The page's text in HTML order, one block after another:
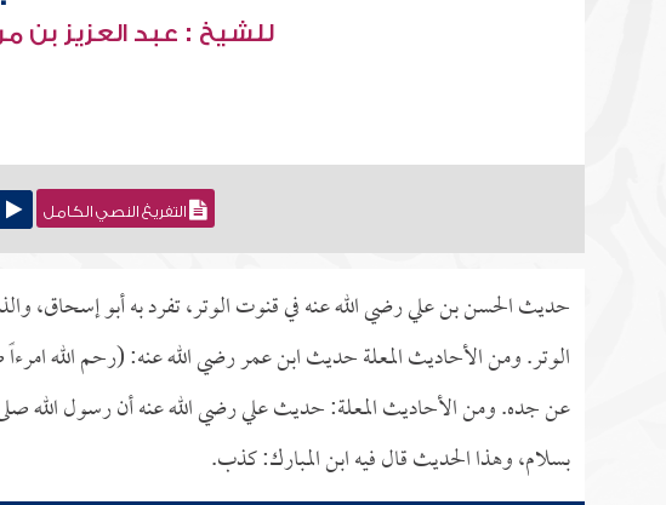
للشيخ : عبد العزيز بن
التفريغ النصي الكامل
حديث الحسن بن علي رضي الله عنه في قنوت الوتر، تفرد به أبو إسحاق،
الوتر. ومن الأحاديث المعلة حديث ابن عمر رضي الله عنه: (رحم الله
عن جده. ومن الأحاديث المعلة: حديث علي رضي الله عنه أن رسول الله
بسلام، وهذا الحديث قال فيه ابن المبارك: كذب.